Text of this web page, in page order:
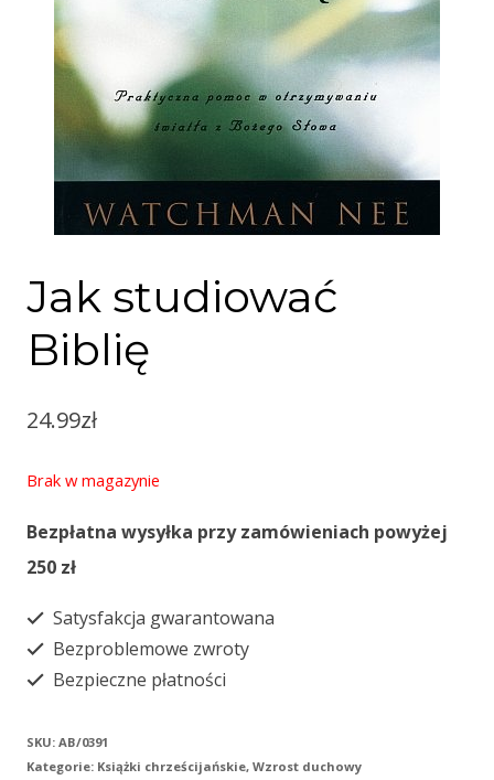
Jak studiować
Biblię
24.99zł
Brak w magazynie
Bezpłatna wysyłka przy zamówieniach powyżej
250 zł
Satysfakcja gwarantowana
Bezproblemowe zwroty
Bezpieczne płatności
SKU: AB/0391
Kategorie: Książki chrześcijańskie, Wzrost duchowy